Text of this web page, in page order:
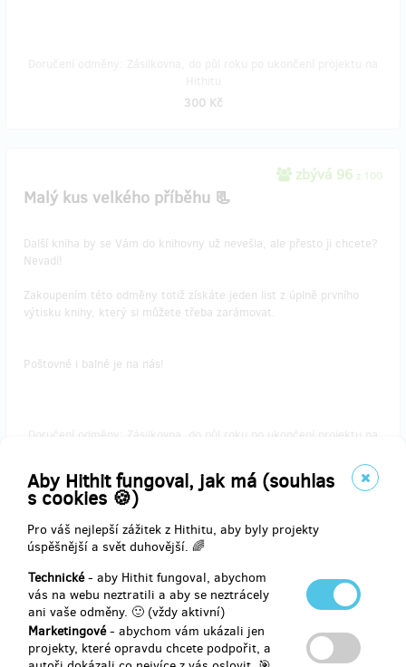
Aby Hithit fungoval, jak má (souhlas
s cookies 🍪)
Pro váš nejlepší zážitek z Hithitu, aby byly projekty
úspěšnější a svět duhovější. 🌈
Technické- aby Hithit fungoval, abychom
vás na webu neztratili a aby se neztrácely
ani vaše odměny. 🙂 (vždy aktivní)
Marketingové- abychom vám ukázali jen
projekty, které opravdu chcete podpořit, a
300 Kč
zbývá 96 z 100
Malý kus velkého příběhu 📃
Další kniha by se Vám do knihovny už nevešla, ale přesto ji chcete?
Nevadí!
Zakoupením této odměny totiž získáte jeden list z úplně prvního
výtisku knihy, který si můžete třeba zarámovat.
Poštovné i balné je na nás!
Doručení odměny: Zásilkovna, do půl roku po ukončení projektu na
305 Kč
Rare Places Bedekr - vydej se na cestu poznání!
📕
Nikde jinde ji dřív nezískáte.
130 nevšedních míst v kapse. 130 důvodů vyrazit objevovat.